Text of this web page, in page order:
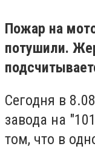
Пожар на
потушили.
Сегодня в
завода на
том, что в